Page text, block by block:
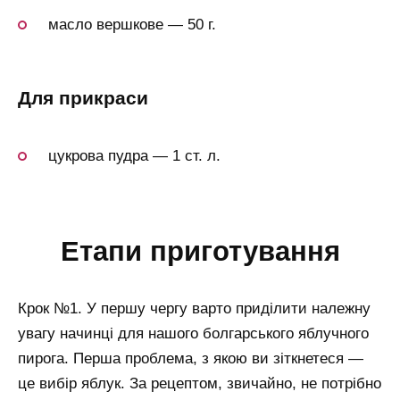
масло вершкове — 50 г.
для прикраси
цукрова пудра — 1 ст. л.
етапи приготування
Крок №1. У першу чергу варто приділити належну
увагу начинці для нашого болгарського яблучного
пирога. Перша проблема, з якою ви зіткнетеся —
це вибір яблук. За рецептом, звичайно, не потрібно